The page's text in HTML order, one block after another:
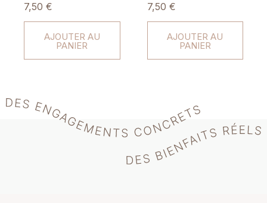
7,50 €
AJOUTER AU
PANIER
7,50 €
AJOUTER AU
PANIER